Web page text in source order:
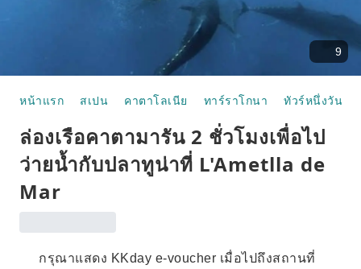
9
หน้าแรก สเปน คาตาโลเนีย ทาร์ราโกนา ทัวร์หนึ่งวัน
ล่องเรือคาตามารัน 2 ชั่วโมงเพื่อไป
ว่ายน้ำกับปลาทูน่าที่ L'Ametlla de
Mar
กรุณาแสดง KKday e-voucher เมื่อไปถึงสถานที่